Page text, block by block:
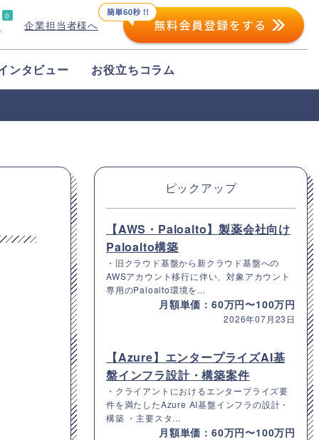
0
企業担当者様へ
ンタビュー お役立ちコラム
ピックアップ
【AWS・Paloalto】製薬会社向け
Paloalto構築
・旧クラウド基盤から新クラウド基盤への
AWSアカウント移行に伴い、対象アカウント
専用のPaloalto環境を...
月額単価：60万円〜100万円
2026年07月23日
【Azure】エンタープライズAI基
盤インフラ設計・構築案件
・クライアントにおけるエンタープライズ要
件を満たしたAzure AI基盤インフラの設計・
構築 ・主要スタ...
月額単価：60万円〜100万円